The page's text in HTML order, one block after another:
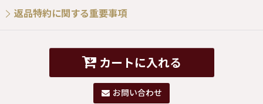
返品特約に関する重要事項
カートに入れる
お問い合わせ